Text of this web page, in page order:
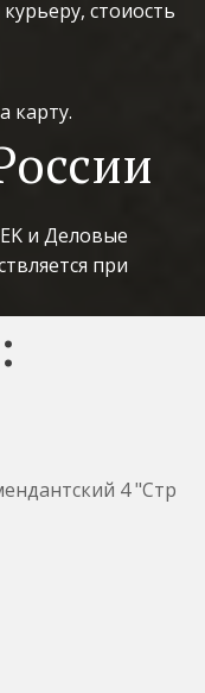
стоиость
карту.
и Деловые
при
4 "Стр